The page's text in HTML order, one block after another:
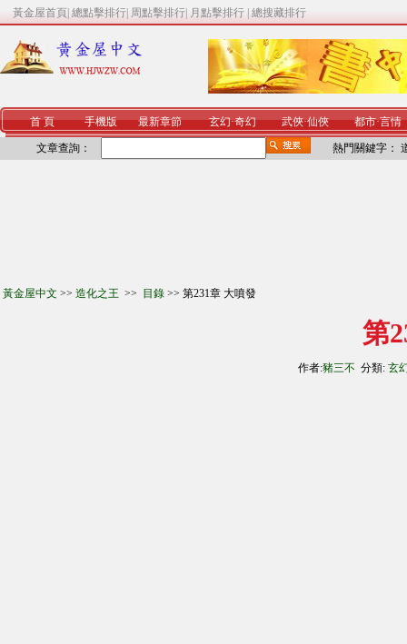
黃金屋首頁 總點擊排行 周點擊排行 月點擊排行 總搜藏排行
首 頁 手機版 最新章節 玄幻·奇幻 武俠·仙俠 都市·言情
文章查詢： 熱門關鍵字：
黃金屋中文 >> 造化之王 >> 目錄 >> 第231章 大噴發
第
作者:豬三不 分類: 玄